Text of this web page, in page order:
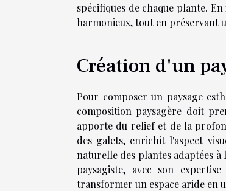
spécifiques de chaque plante.
harmonieux, tout en préservant
Création d'un
Pour composer un paysage
composition paysagère doit
apporte du relief et de la
des galets, enrichit l'aspect
naturelle des plantes adaptées
paysagiste, avec son
transformer un espace aride en